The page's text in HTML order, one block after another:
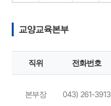
교양교육본부
직위 전화번호
본부장 043) 261-3913